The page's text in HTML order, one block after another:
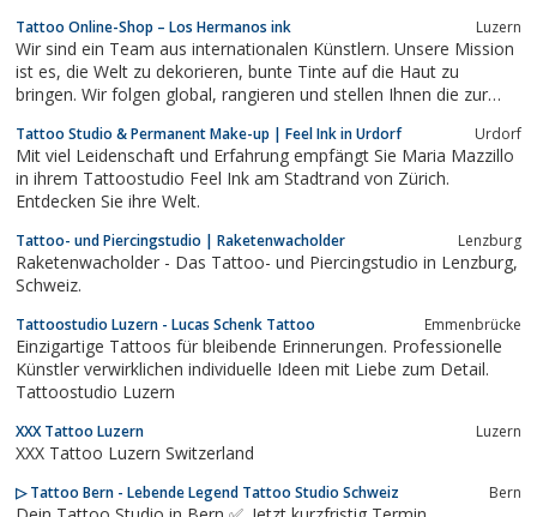
Tattoo Online-Shop – Los Hermanos ink Luzern
Wir sind ein Team aus internationalen Künstlern. Unsere Mission
ist es, die Welt zu dekorieren, bunte Tinte auf die Haut zu
bringen. Wir folgen global, rangieren und stellen Ihnen die zur
Lebensstil, Ihre Vorlieben und Ihr Budget zugeschnitten ist.
Tattoo Studio & Permanent Make-up | Feel Ink in Urdorf Urdorf
Mit viel Leidenschaft und Erfahrung empfängt Sie Maria Mazzillo
in ihrem Tattoostudio Feel Ink am Stadtrand von Zürich.
Entdecken Sie ihre Welt.
Tattoo- und Piercingstudio | Raketenwacholder Lenzburg
Raketenwacholder - Das Tattoo- und Piercingstudio in Lenzburg,
Schweiz.
Tattoostudio Luzern - Lucas Schenk Tattoo Emmenbrücke
Einzigartige Tattoos für bleibende Erinnerungen. Professionelle
Künstler verwirklichen individuelle Ideen mit Liebe zum Detail.
Tattoostudio Luzern
XXX Tattoo Luzern Luzern
XXX Tattoo Luzern Switzerland
▷ Tattoo Bern - Lebende Legend Tattoo Studio Schweiz Bern